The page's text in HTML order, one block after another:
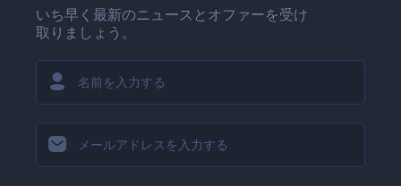
いち早く最新のニュースとオファーを受け
取りましょう。